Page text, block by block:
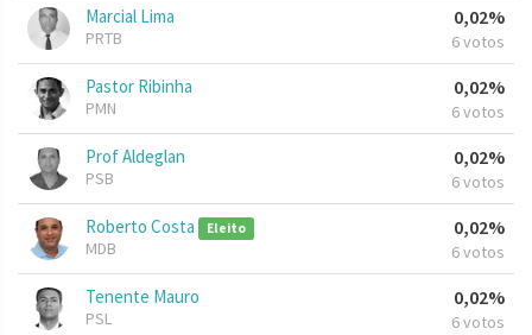
Marcial Lima
PRTB
0,02%
6 votos
Pastor Ribinha
PMN
0,02%
6 votos
Prof Aldeglan
PSB
0,02%
6 votos
Roberto Costa Eleito
MDB
0,02%
6 votos
Tenente Mauro
PSL
0,02%
6 votos